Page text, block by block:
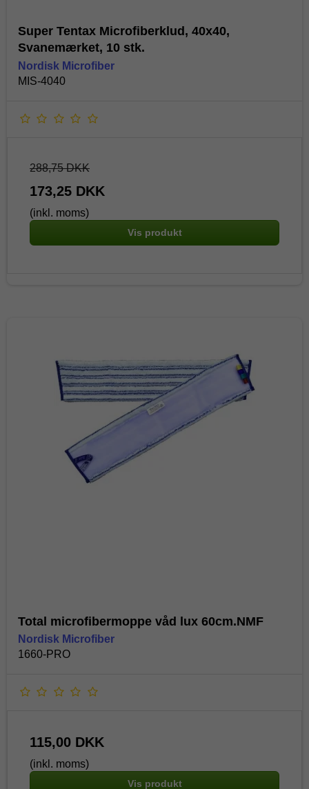
Super Tentax Microfiberklud, 40x40,
Svanemærket, 10 stk.
Nordisk Microfiber
MIS-4040
288,75 DKK
173,25 DKK
(inkl. moms)
Vis produkt
Total microfibermoppe våd lux 60cm.NMF
Nordisk Microfiber
1660-PRO
115,00 DKK
(inkl. moms)
Vis produkt